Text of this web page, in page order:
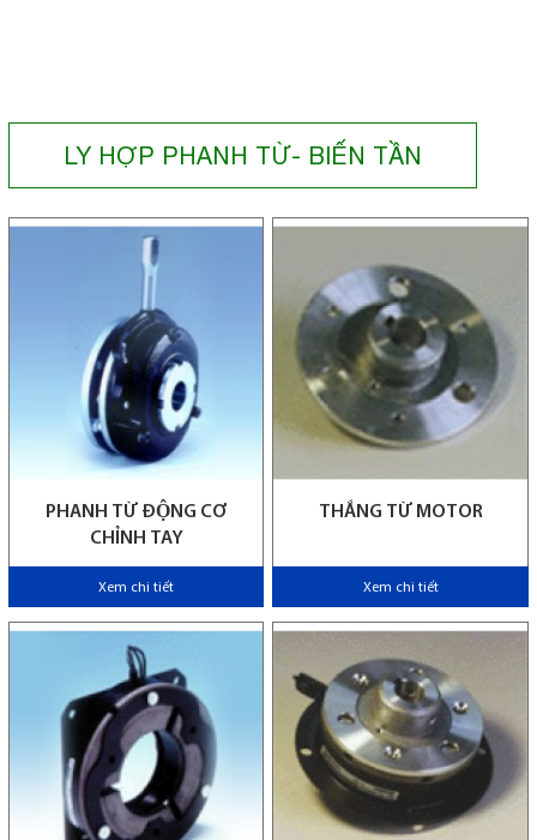
LY HỢP PHANH TỪ- BIẾN TẦN
PHANH TỪ ĐỘNG CƠ
CHỈNH TAY
Xem chi tiết
THẮNG TỪ MOTOR
Xem chi tiết